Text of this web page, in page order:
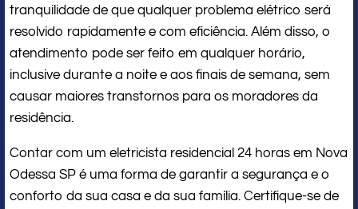
tranquilidade de que qualquer problema elétrico será
resolvido rapidamente e com eficiência. Além disso, o
atendimento pode ser feito em qualquer horário,
inclusive durante a noite e aos finais de semana, sem
causar maiores transtornos para os moradores da
residência.
Contar com um eletricista residencial 24 horas em Nova
Odessa SP é uma forma de garantir a segurança e o
conforto da sua casa e da sua família. Certifique-se de